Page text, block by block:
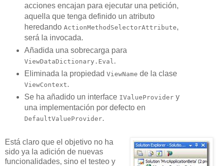
acciones encajan para ejecutar una petición,
aquella que tenga definido un atributo
heredando ActionMethodSelectorAttribute,
será la invocada.
Añadida una sobrecarga para
ViewDataDictionary.Eval.
Eliminada la propiedad ViewName de la clase
ViewContext.
Se ha añadido un interface IValueProvidery
una implementación por defecto en
DefaultValueProvider.
Está claro que el objetivo no ha
sido ya la adición de nuevas
funcionalidades, sino el testeo y